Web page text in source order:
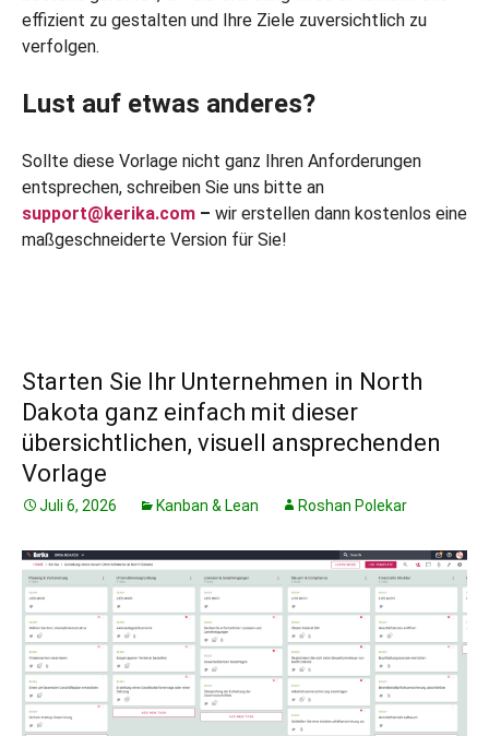
effizient zu gestalten und Ihre Ziele zuversichtlich zu
verfolgen.
Lust auf etwas anderes?
Sollte diese Vorlage nicht ganz Ihren Anforderungen
entsprechen, schreiben Sie uns bitte an
support@kerika.com – wir erstellen dann kostenlos eine
maßgeschneiderte Version für Sie!
Starten Sie Ihr Unternehmen in North
Dakota ganz einfach mit dieser
übersichtlichen, visuell ansprechenden
Vorlage
Juli 6, 2026 Kanban & Lean Roshan Polekar